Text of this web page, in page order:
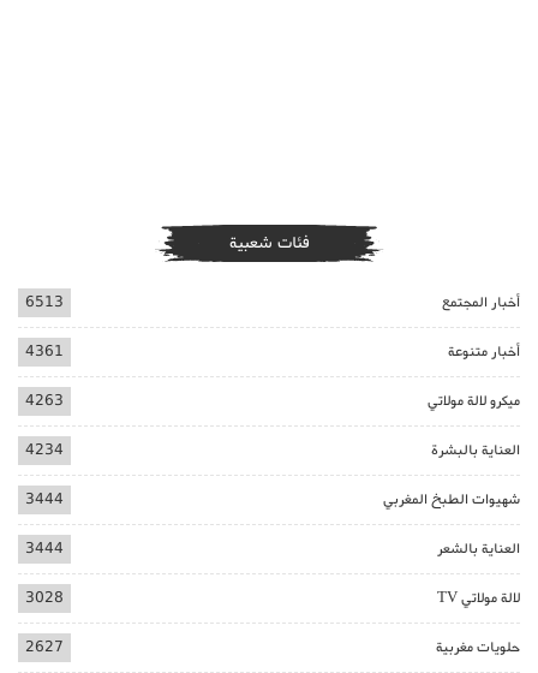
فئات شعبية
أخبار المجتمع 6513
أخبار متنوعة 4361
ميكرو لالة مولاتي 4263
العناية بالبشرة 4234
شهيوات الطبخ المغربي 3444
العناية بالشعر 3444
لالة مولاتي TV 3028
حلويات مغربية 2627